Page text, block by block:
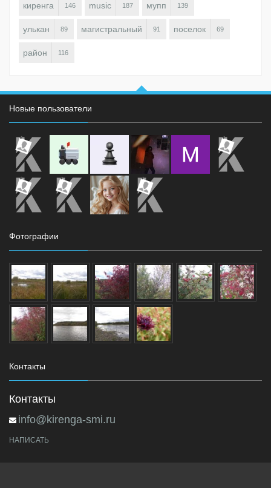
киренга 146 music 187 мупп 139
улькан 89 магистральный 91 поселок 69
район 116
Новые пользователи
Фотографии
Контакты
Контакты
info@kirenga-smi.ru
НАПИСАТЬ